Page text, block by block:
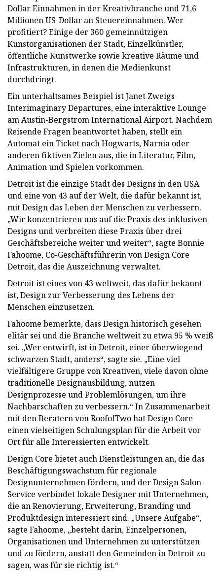
Dollar Einnahmen in der Kreativbranche und 71,6
Millionen US-Dollar an Steuereinnahmen. Wer
profitiert? Einige der 360 gemeinnützigen
Kunstorganisationen der Stadt, Einzelkünstler,
öffentliche Kunstwerke sowie kreative Räume und
Infrastrukturen, in denen die Medienkunst
durchdringt.
Ein unterhaltsames Beispiel ist Janet Zweigs
Interimaginary Departures, eine interaktive Lounge
am Austin-Bergstrom International Airport. Nachdem
Reisende Fragen beantwortet haben, stellt ein
Automat ein Ticket nach Hogwarts, Narnia oder
anderen fiktiven Zielen aus, die in Literatur, Film,
Animation und Spielen vorkommen.
Detroit ist die einzige Stadt des Designs in den USA
und eine von 43 auf der Welt, die dafür bekannt ist,
mit Design das Leben der Menschen zu verbessern.
„Wir konzentrieren uns auf die Praxis des inklusiven
Designs und verbreiten diese Praxis über drei
Geschäftsbereiche weiter und weiter“, sagte Bonnie
Fahoome, Co-Geschäftsführerin von Design Core
Detroit, das die Auszeichnung verwaltet.
Detroit ist eines von 43 weltweit, das dafür bekannt
ist, Design zur Verbesserung des Lebens der
Menschen einzusetzen.
Fahoome bemerkte, dass Design historisch gesehen
elitär sei und die Branche weltweit zu etwa 95 % weiß
sei. „Wer entwirft, ist in Detroit, einer überwiegend
schwarzen Stadt, anders“, sagte sie. „Eine viel
vielfältigere Gruppe von Kreativen, viele davon ohne
traditionelle Designausbildung, nutzen
Designprozesse und Problemlösungen, um ihre
Nachbarschaften zu verbessern.“ In Zusammenarbeit
mit den Beratern von RoofofTwo hat Design Core
einen vielseitigen Schulungsplan für die Arbeit vor
Ort für alle Interessierten entwickelt.
Design Core bietet auch Dienstleistungen an, die das
Beschäftigungswachstum für regionale
Designunternehmen fördern, und der Design Salon-
Service verbindet lokale Designer mit Unternehmen,
die an Renovierung, Erweiterung, Branding und
Produktdesign interessiert sind. „Unsere Aufgabe“,
sagte Fahoome, „besteht darin, Einzelpersonen,
Organisationen und Unternehmen zu unterstützen
und zu fördern, anstatt den Gemeinden in Detroit zu
sagen, was für sie richtig ist.“